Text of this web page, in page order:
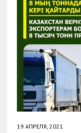
19 АПРЕЛЯ, 2021